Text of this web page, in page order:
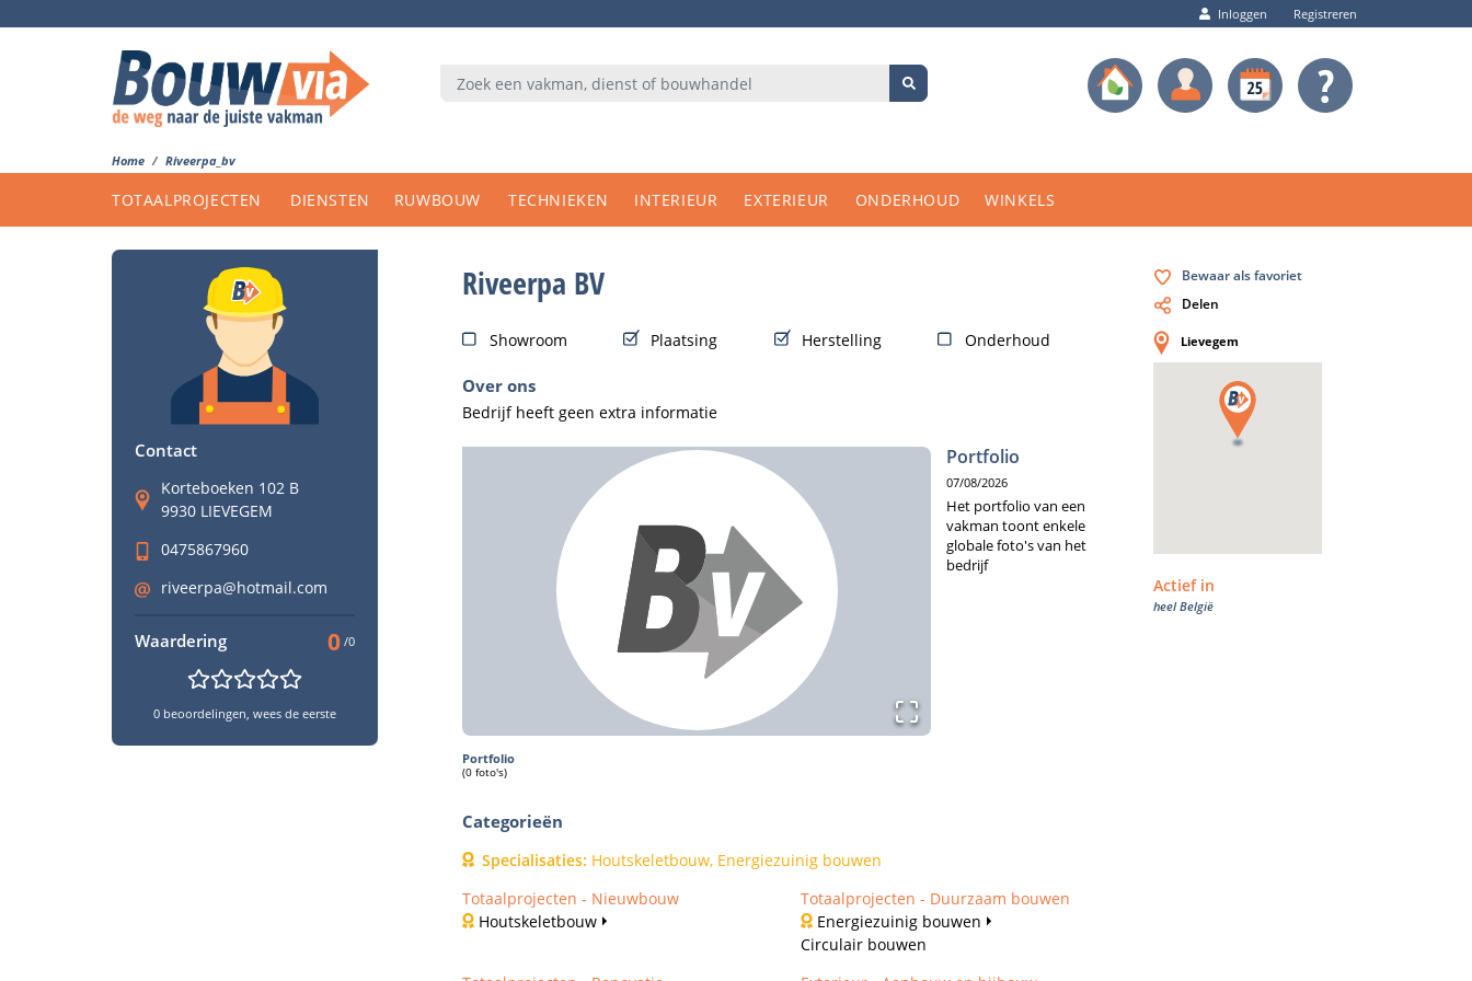
Inloggen Registreren
Home Riveerpa_bv
TOTAALPROJECTEN DIENSTEN RUWBOUW TECHNIEKEN INTERIEUR EXTERIEUR ONDERHOUD WINKELS
Contact
Korteboeken 102 B
9930 LIEVEGEM
0475867960
riveerpa@hotmail.com
Waardering 0 /0
0 beoordelingen, wees de eerste
Riveerpa BV
Showroom Plaatsing Herstelling Onderhoud
Over ons
Bedrijf heeft geen extra informatie
Portfolio
07/08/2026
Het portfolio van een
vakman toont enkele
globale foto's van het
bedrijf
Portfolio
(0 foto's)
Categorieën
Specialisaties: Houtskeletbouw, Energiezuinig bouwen
Totaalprojecten - Nieuwbouw
Houtskeletbouw
Totaalprojecten - Duurzaam bouwen
Energiezuinig bouwen
Circulair bouwen
Bewaar als favoriet
Delen
Lievegem
Actief in
heel België